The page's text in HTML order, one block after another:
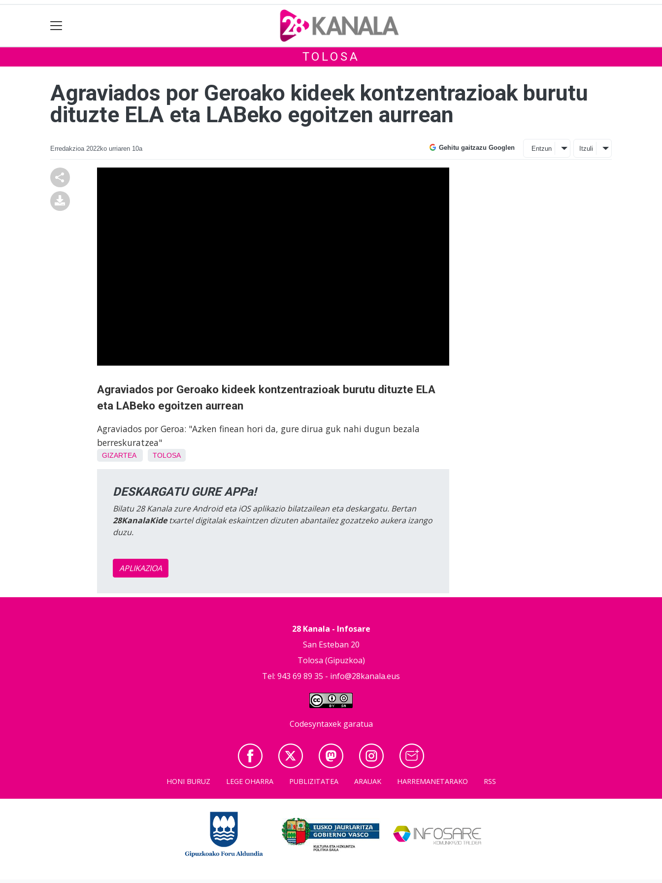
TOLOSA
Agraviados por Geroako kideek kontzentrazioak burutu
dituzte ELA eta LABeko egoitzen aurrean
Erredakzioa 2022ko urriaren 10a Gehitu gaitzazu Googlen Entzun Itzuli
Agraviados por Geroako kideek kontzentrazioak burutu dituzte ELA
eta LABeko egoitzen aurrean
Agraviados por Geroa: "Azken finean hori da, gure dirua guk nahi dugun bezala
berreskuratzea"
GIZARTEA TOLOSA
DESKARGATU GURE APPa!
Bilatu 28 Kanala zure Android eta iOS aplikazio bilatzailean eta deskargatu. Bertan
28KanalaKidetxartel digitalak eskaintzen dizuten abantailez gozatzeko aukera izango
duzu.
APLIKAZIOA
28 Kanala - Infosare
San Esteban 20
Tolosa (Gipuzkoa)
Tel: 943 69 89 35 - info@28kanala.eus
Codesyntaxek garatua
HONI BURUZ LEGE OHARRA PUBLIZITATEA ARAUAK HARREMANETARAKO RSS